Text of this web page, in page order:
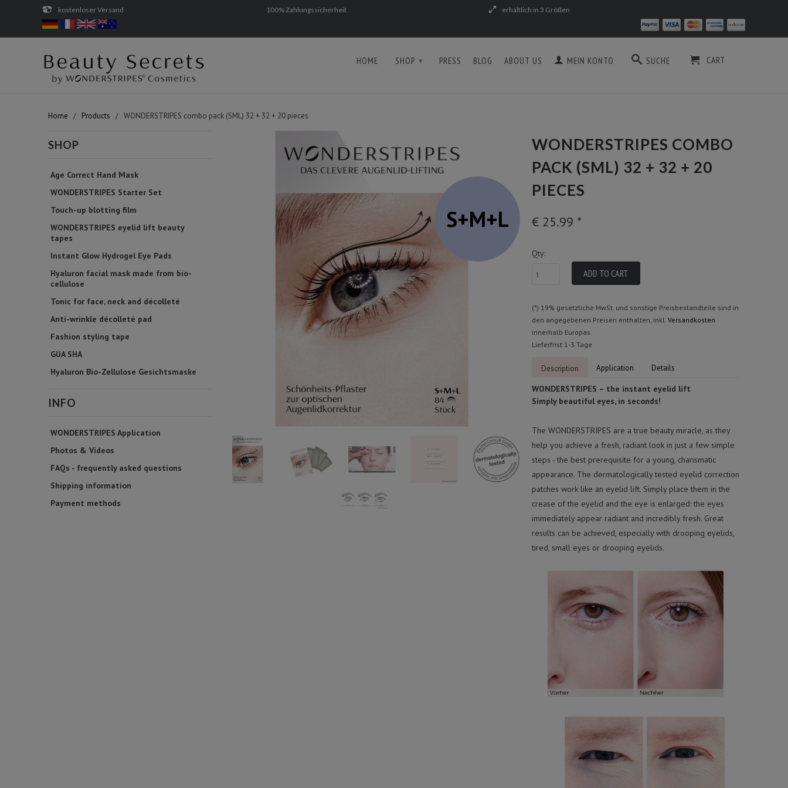
kostenloser Versand 100% Zahlungssicherheit erhältlich in 3 Größen
HOME SHOP ▾ PRESS BLOG ABOUT US MEIN KONTO SUCHE CART
Home / Products / WONDERSTRIPES combo pack (SML) 32 + 32 + 20 pieces
SHOP
Age Correct Hand Mask
WONDERSTRIPES Starter Set
Touch-up blotting film
WONDERSTRIPES eyelid lift beauty
tapes
Instant Glow Hydrogel Eye Pads
Hyaluron facial mask made from bio-
cellulose
Tonic for face, neck and décolleté
Anti-wrinkle décolleté pad
Fashion styling tape
GUA SHA
Hyaluron Bio-Zellulose Gesichtsmaske
INFO
WONDERSTRIPES Application
Photos & Videos
FAQs - frequently asked questions
Shipping information
Payment methods
S+M+L
WONDERSTRIPES COMBO
PACK (SML) 32 + 32 + 20
PIECES
€ 25.99 *
Qty:
(*) 19% gesetzliche MwSt. und sonstige Preisbestandteile sind in
den angegebenen Preisen enthalten, inkl. Versandkosten
innerhalb Europas.
Lieferfrist 1-3 Tage
Description Application Details
WONDERSTRIPES – the instant eyelid lift
Simply beautiful eyes, in seconds!
The WONDERSTRIPES are a true beauty miracle, as they
help you achieve a fresh, radiant look in just a few simple
steps - the best prerequisite for a young, charismatic
appearance. The dermatologically tested eyelid correction
patches work like an eyelid lift. Simply place them in the
crease of the eyelid and the eye is enlarged: the eyes
immediately appear radiant and incredibly fresh. Great
results can be achieved, especially with drooping eyelids,
tired, small eyes or drooping eyelids.